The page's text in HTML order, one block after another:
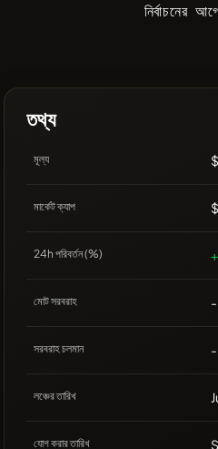
নির্বাচনের
তথ্য
মূল্য
মার্কেট ক্যাপ
24h পরিবর্তন (%)
মোট সরবরাহ -
সরবরাহ চলমান -
লঞ্চের তারিখ
যোগ করার তারিখ